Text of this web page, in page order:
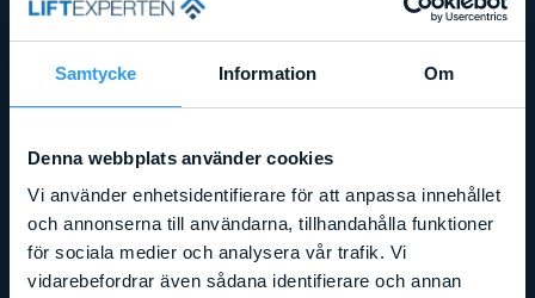
Samtycke Information Om
Denna webbplats använder cookies
Vi använder enhetsidentifierare för att anpassa innehållet
och annonserna till användarna, tillhandahålla funktioner
för sociala medier och analysera vår trafik. Vi
vidarebefordrar även sådana identifierare och annan